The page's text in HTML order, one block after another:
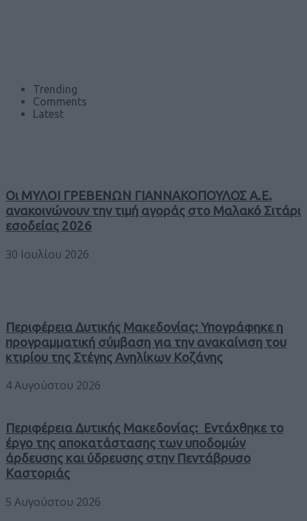
Trending
Comments
Latest
Οι ΜΥΛΟΙ ΓΡΕΒΕΝΩΝ ΓΙΑΝΝΑΚΟΠΟΥΛΟΣ Α.Ε.
ανακοινώνουν την τιμή αγοράς στο Μαλακό Σιτάρι
εσοδείας 2026
30 Ιουλίου 2026
Περιφέρεια Δυτικής Μακεδονίας: Υπογράφηκε η
προγραμματική σύμβαση για την ανακαίνιση του
κτιρίου της Στέγης Ανηλίκων Κοζάνης
4 Αυγούστου 2026
Περιφέρεια Δυτικής Μακεδονίας: Εντάχθηκε το
έργο της αποκατάστασης των υποδομών
άρδευσης και ύδρευσης στην Πεντάβρυσο
Καστοριάς
5 Αυγούστου 2026